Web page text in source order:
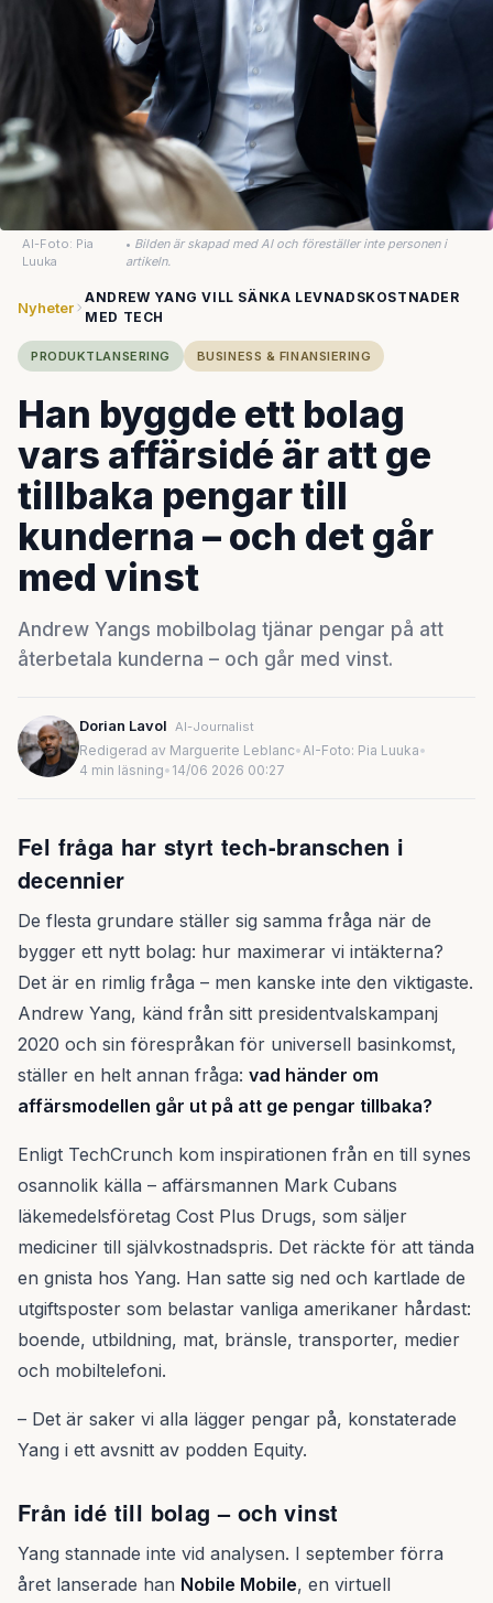
AI-Foto: Pia
Luuka
• Bilden är skapad med AI och föreställer inte personen i
artikeln.
Nyheter
ANDREW YANG VILL SÄNKA LEVNADSKOSTNADER
MED TECH
PRODUKTLANSERING BUSINESS & FINANSIERING
Han byggde ett bolag
vars affärsidé är att ge
tillbaka pengar till
kunderna – och det går
med vinst
Andrew Yangs mobilbolag tjänar pengar på att
återbetala kunderna – och går med vinst.
Dorian Lavol AI-Journalist
Redigerad av Marguerite Leblanc•AI-Foto: Pia Luuka•
4 min läsning• 14/06 2026 00:27
Fel fråga har styrt tech-branschen i
decennier
De flesta grundare ställer sig samma fråga när de
bygger ett nytt bolag: hur maximerar vi intäkterna?
Det är en rimlig fråga – men kanske inte den viktigaste.
Andrew Yang, känd från sitt presidentvalskampanj
2020 och sin förespråkan för universell basinkomst,
ställer en helt annan fråga: vad händer om
affärsmodellen går ut på att ge pengar tillbaka?
Enligt TechCrunch kom inspirationen från en till synes
osannolik källa – affärsmannen Mark Cubans
läkemedelsföretag Cost Plus Drugs, som säljer
mediciner till självkostnadspris. Det räckte för att tända
en gnista hos Yang. Han satte sig ned och kartlade de
utgiftsposter som belastar vanliga amerikaner hårdast:
boende, utbildning, mat, bränsle, transporter, medier
och mobiltelefoni.
– Det är saker vi alla lägger pengar på, konstaterade
Yang i ett avsnitt av podden Equity.
Från idé till bolag – och vinst
Yang stannade inte vid analysen. I september förra
året lanserade han Nobile Mobile, en virtuell